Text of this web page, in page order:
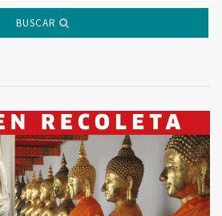
BUSCAR